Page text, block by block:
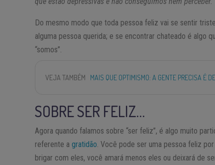
Do mesmo modo que toda pessoa feliz vai se sentir
alguma pessoa querida; e se encontrar chateado é algo
“somos”.
VEJA TAMBÉM MAIS QUE OPTIMISMO: A GENTE PRECISA É
SOBRE SER FELIZ…
Agora quando falamos sobre “ser feliz”, é algo muito
referente agratidão. Você pode ser uma pessoa feliz
brigar com eles, você amará menos eles ou deixará de